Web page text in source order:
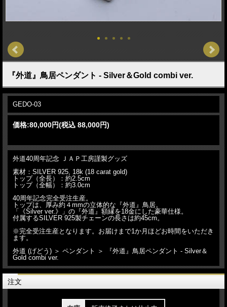
『外道』鳥居ペンダント - Silver＆Gold combi ver.
GEDO-03
価格:80,000円(税込 88,000円)
外道40周年記念 ＪＡＰ工房謹製グッズ
素材：SILVER 925, 18k (18 carat gold)
トップ（全長）：約2.5cm
トップ（全幅）：約3.0cm
40周年記念完全受注生産。
トップは、厚み約４mmの立体的な『外道』鳥居。
「《Silver ver.》」の『外道』額縁を18金にした豪華仕様。
付属するSILVER 925製チェーンの長さは約45cm。
※完全受注生産となります。お届けまで1か月ほどお時間をいただき
ます。
外道 (げどう) ＞ ペンダント ＞ 『外道』鳥居ペンダント - Silver＆
Gold combi ver.
注文